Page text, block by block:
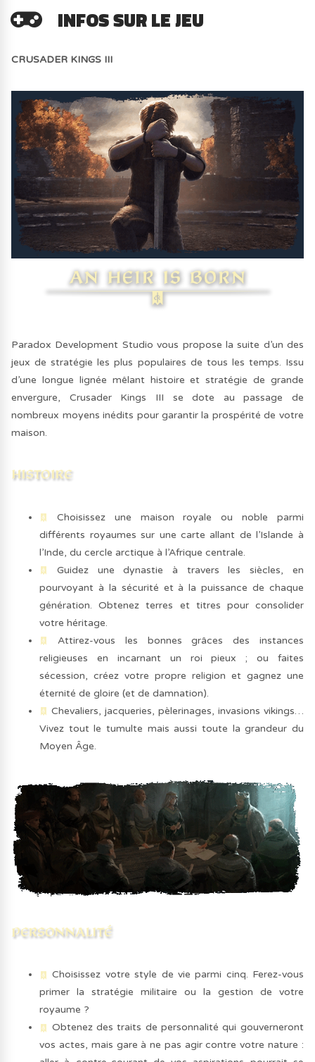
INFOS SUR LE JEU
CRUSADER KINGS III
Paradox Development Studio vous propose la suite d’un des
jeux de stratégie les plus populaires de tous les temps. Issu
d’une longue lignée mêlant histoire et stratégie de grande
envergure, Crusader Kings III se dote au passage de
nombreux moyens inédits pour garantir la prospérité de votre
maison.
Choisissez une maison royale ou noble parmi
différents royaumes sur une carte allant de l’Islande à
l’Inde, du cercle arctique à l’Afrique centrale.
Guidez une dynastie à travers les siècles, en
pourvoyant à la sécurité et à la puissance de chaque
génération. Obtenez terres et titres pour consolider
votre héritage.
Attirez-vous les bonnes grâces des instances
religieuses en incarnant un roi pieux ; ou faites
sécession, créez votre propre religion et gagnez une
éternité de gloire (et de damnation).
Chevaliers, jacqueries, pèlerinages, invasions vikings…
Vivez tout le tumulte mais aussi toute la grandeur du
Moyen Âge.
Choisissez votre style de vie parmi cinq. Ferez-vous
primer la stratégie militaire ou la gestion de votre
royaume ?
Obtenez des traits de personnalité qui gouverneront
vos actes, mais gare à ne pas agir contre votre nature :